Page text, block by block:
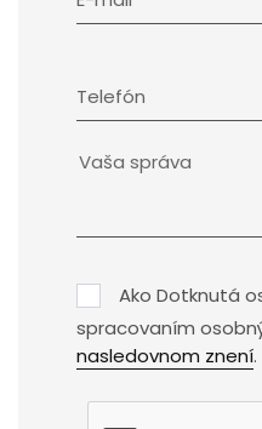
Telefón
Ako Dotknutá
spracovaním
nasledovnom znení.